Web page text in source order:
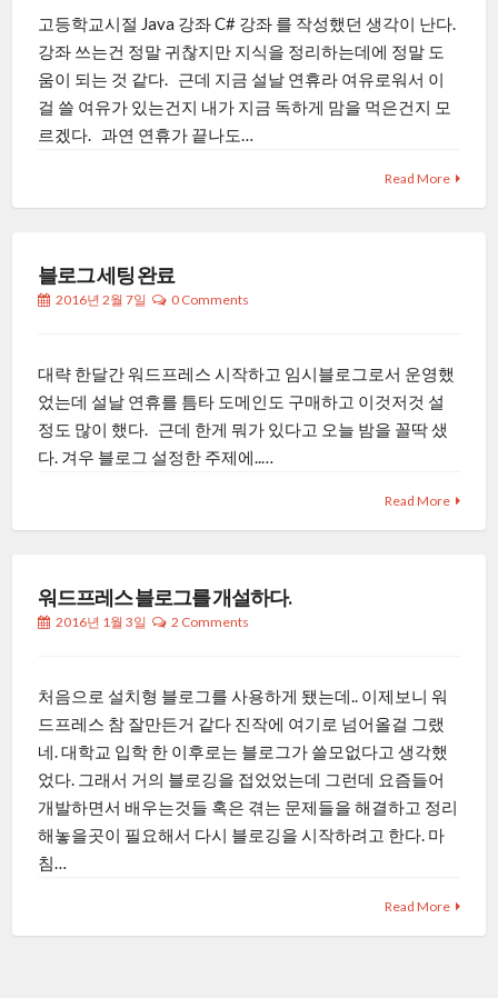
고등학교시절 Java 강좌 C# 강좌 를 작성했던 생각이 난다.
강좌 쓰는건 정말 귀찮지만 지식을 정리하는데에 정말 도
움이 되는 것 같다. 근데 지금 설날 연휴라 여유로워서 이
걸 쓸 여유가 있는건지 내가 지금 독하게 맘을 먹은건지 모
르겠다. 과연 연휴가 끝나도…
Read More
블로그 세팅 완료
2016년 2월 7일 0 Comments
대략 한달간 워드프레스 시작하고 임시블로그로서 운영했
었는데 설날 연휴를 틈타 도메인도 구매하고 이것저것 설
정도 많이 했다. 근데 한게 뭐가 있다고 오늘 밤을 꼴딱 샜
다. 겨우 블로그 설정한 주제에..…
Read More
워드프레스 블로그를 개설하다.
2016년 1월 3일 2 Comments
처음으로 설치형 블로그를 사용하게 됐는데.. 이제보니 워
드프레스 참 잘만든거 같다 진작에 여기로 넘어올걸 그랬
네. 대학교 입학 한 이후로는 블로그가 쓸모없다고 생각했
었다. 그래서 거의 블로깅을 접었었는데 그런데 요즘들어
개발하면서 배우는것들 혹은 겪는 문제들을 해결하고 정리
해놓을곳이 필요해서 다시 블로깅을 시작하려고 한다. 마
침…
Read More